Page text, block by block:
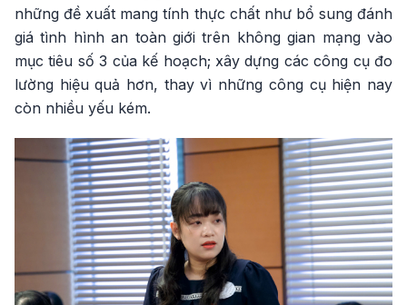
những đề xuất mang tính thực chất như bổ sung đánh
giá tình hình an toàn giới trên không gian mạng vào
mục tiêu số 3 của kế hoạch; xây dựng các công cụ đo
lường hiệu quả hơn, thay vì những công cụ hiện nay
còn nhiều yếu kém.